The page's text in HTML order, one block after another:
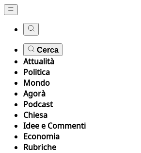
Cerca
Attualità
Politica
Mondo
Agorà
Podcast
Chiesa
Idee e Commenti
Economia
Rubriche